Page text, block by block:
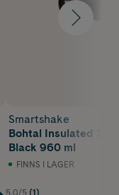
Smartshake
Bohtal Insulated
Black 960 ml
FINNS I LAGER
5.0/5 (1)